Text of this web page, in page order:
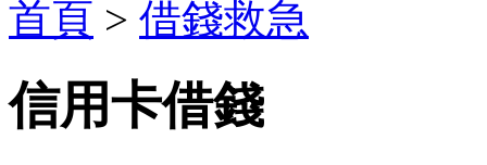
首頁 > 借錢救急
信用卡借錢